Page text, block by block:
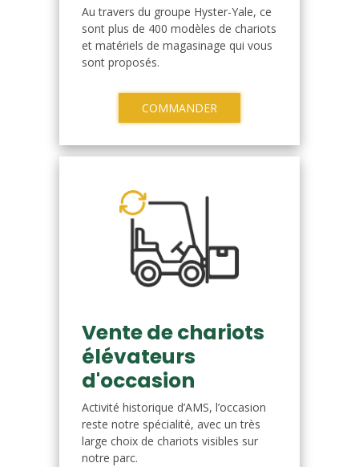
Au travers du groupe Hyster-Yale, ce
sont plus de 400 modèles de chariots
et matériels de magasinage qui vous
sont proposés.
COMMANDER
Vente de chariots
élévateurs
d'occasion
Activité historique d’AMS, l’occasion
reste notre spécialité, avec un très
large choix de chariots visibles sur
notre parc.